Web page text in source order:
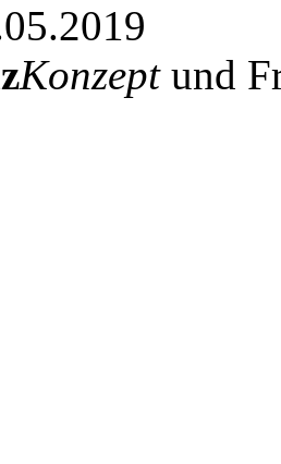
Konzeptund